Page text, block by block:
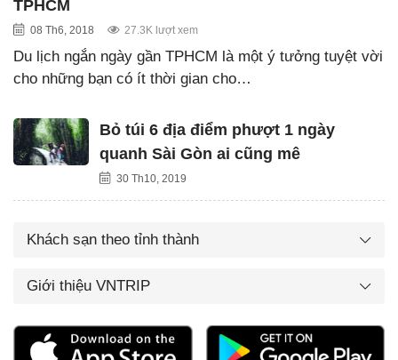
TPHCM
08 Th6, 2018 27.3K lượt xem
Du lịch ngắn ngày gần TPHCM là một ý tưởng tuyệt vời
cho những bạn có ít thời gian cho…
Bỏ túi 6 địa điểm phượt 1 ngày
quanh Sài Gòn ai cũng mê
30 Th10, 2019
Khách sạn theo tỉnh thành
Giới thiệu VNTRIP